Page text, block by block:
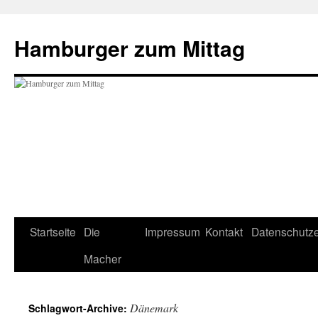
Hamburger zum Mittag
Zum
Startseite Die
Macher
Impressum Kontakt
Schlagwort-Archive: Dänemark